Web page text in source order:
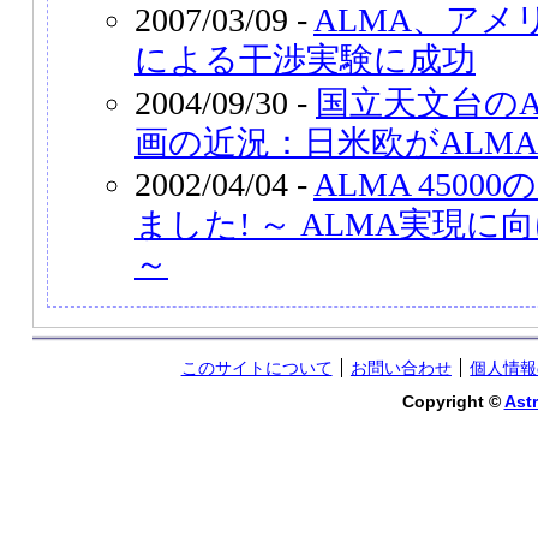
2007/03/09 -ALMA、アメ
による干渉実験に成功
2004/09/30 - 国立天文台の
画の近況：日米欧が
2002/04/04 - ALMA 45000
ました! ～ ALMA実現に
～
このサイトについて お問い合わせ
個人情
Copyright ©